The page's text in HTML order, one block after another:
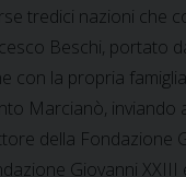
tredici nazioni che
Beschi, portato
con la propria
Marcianò,
della
Giovanni